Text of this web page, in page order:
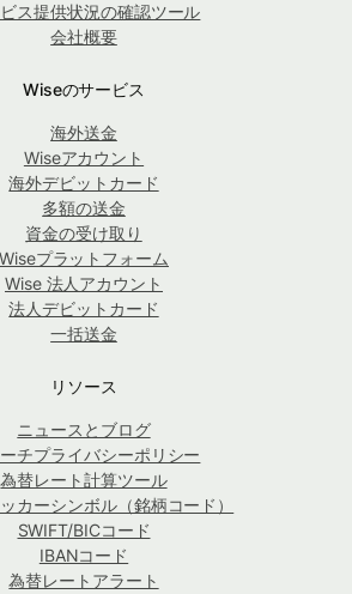
ス提供状況の確認ツール
会社概要
Wiseのサービス
海外送金
Wiseアカウント
海外デビットカード
多額の送金
資金の受け取り
Wiseプラットフォーム
Wise 法人アカウント
法人デビットカード
一括送金
リソース
ニュースとブログ
ーチプライバシーポリシー
為替レート計算ツール
カーシンボル（銘柄コード）
SWIFT/BICコード
IBANコード
為替レートアラート